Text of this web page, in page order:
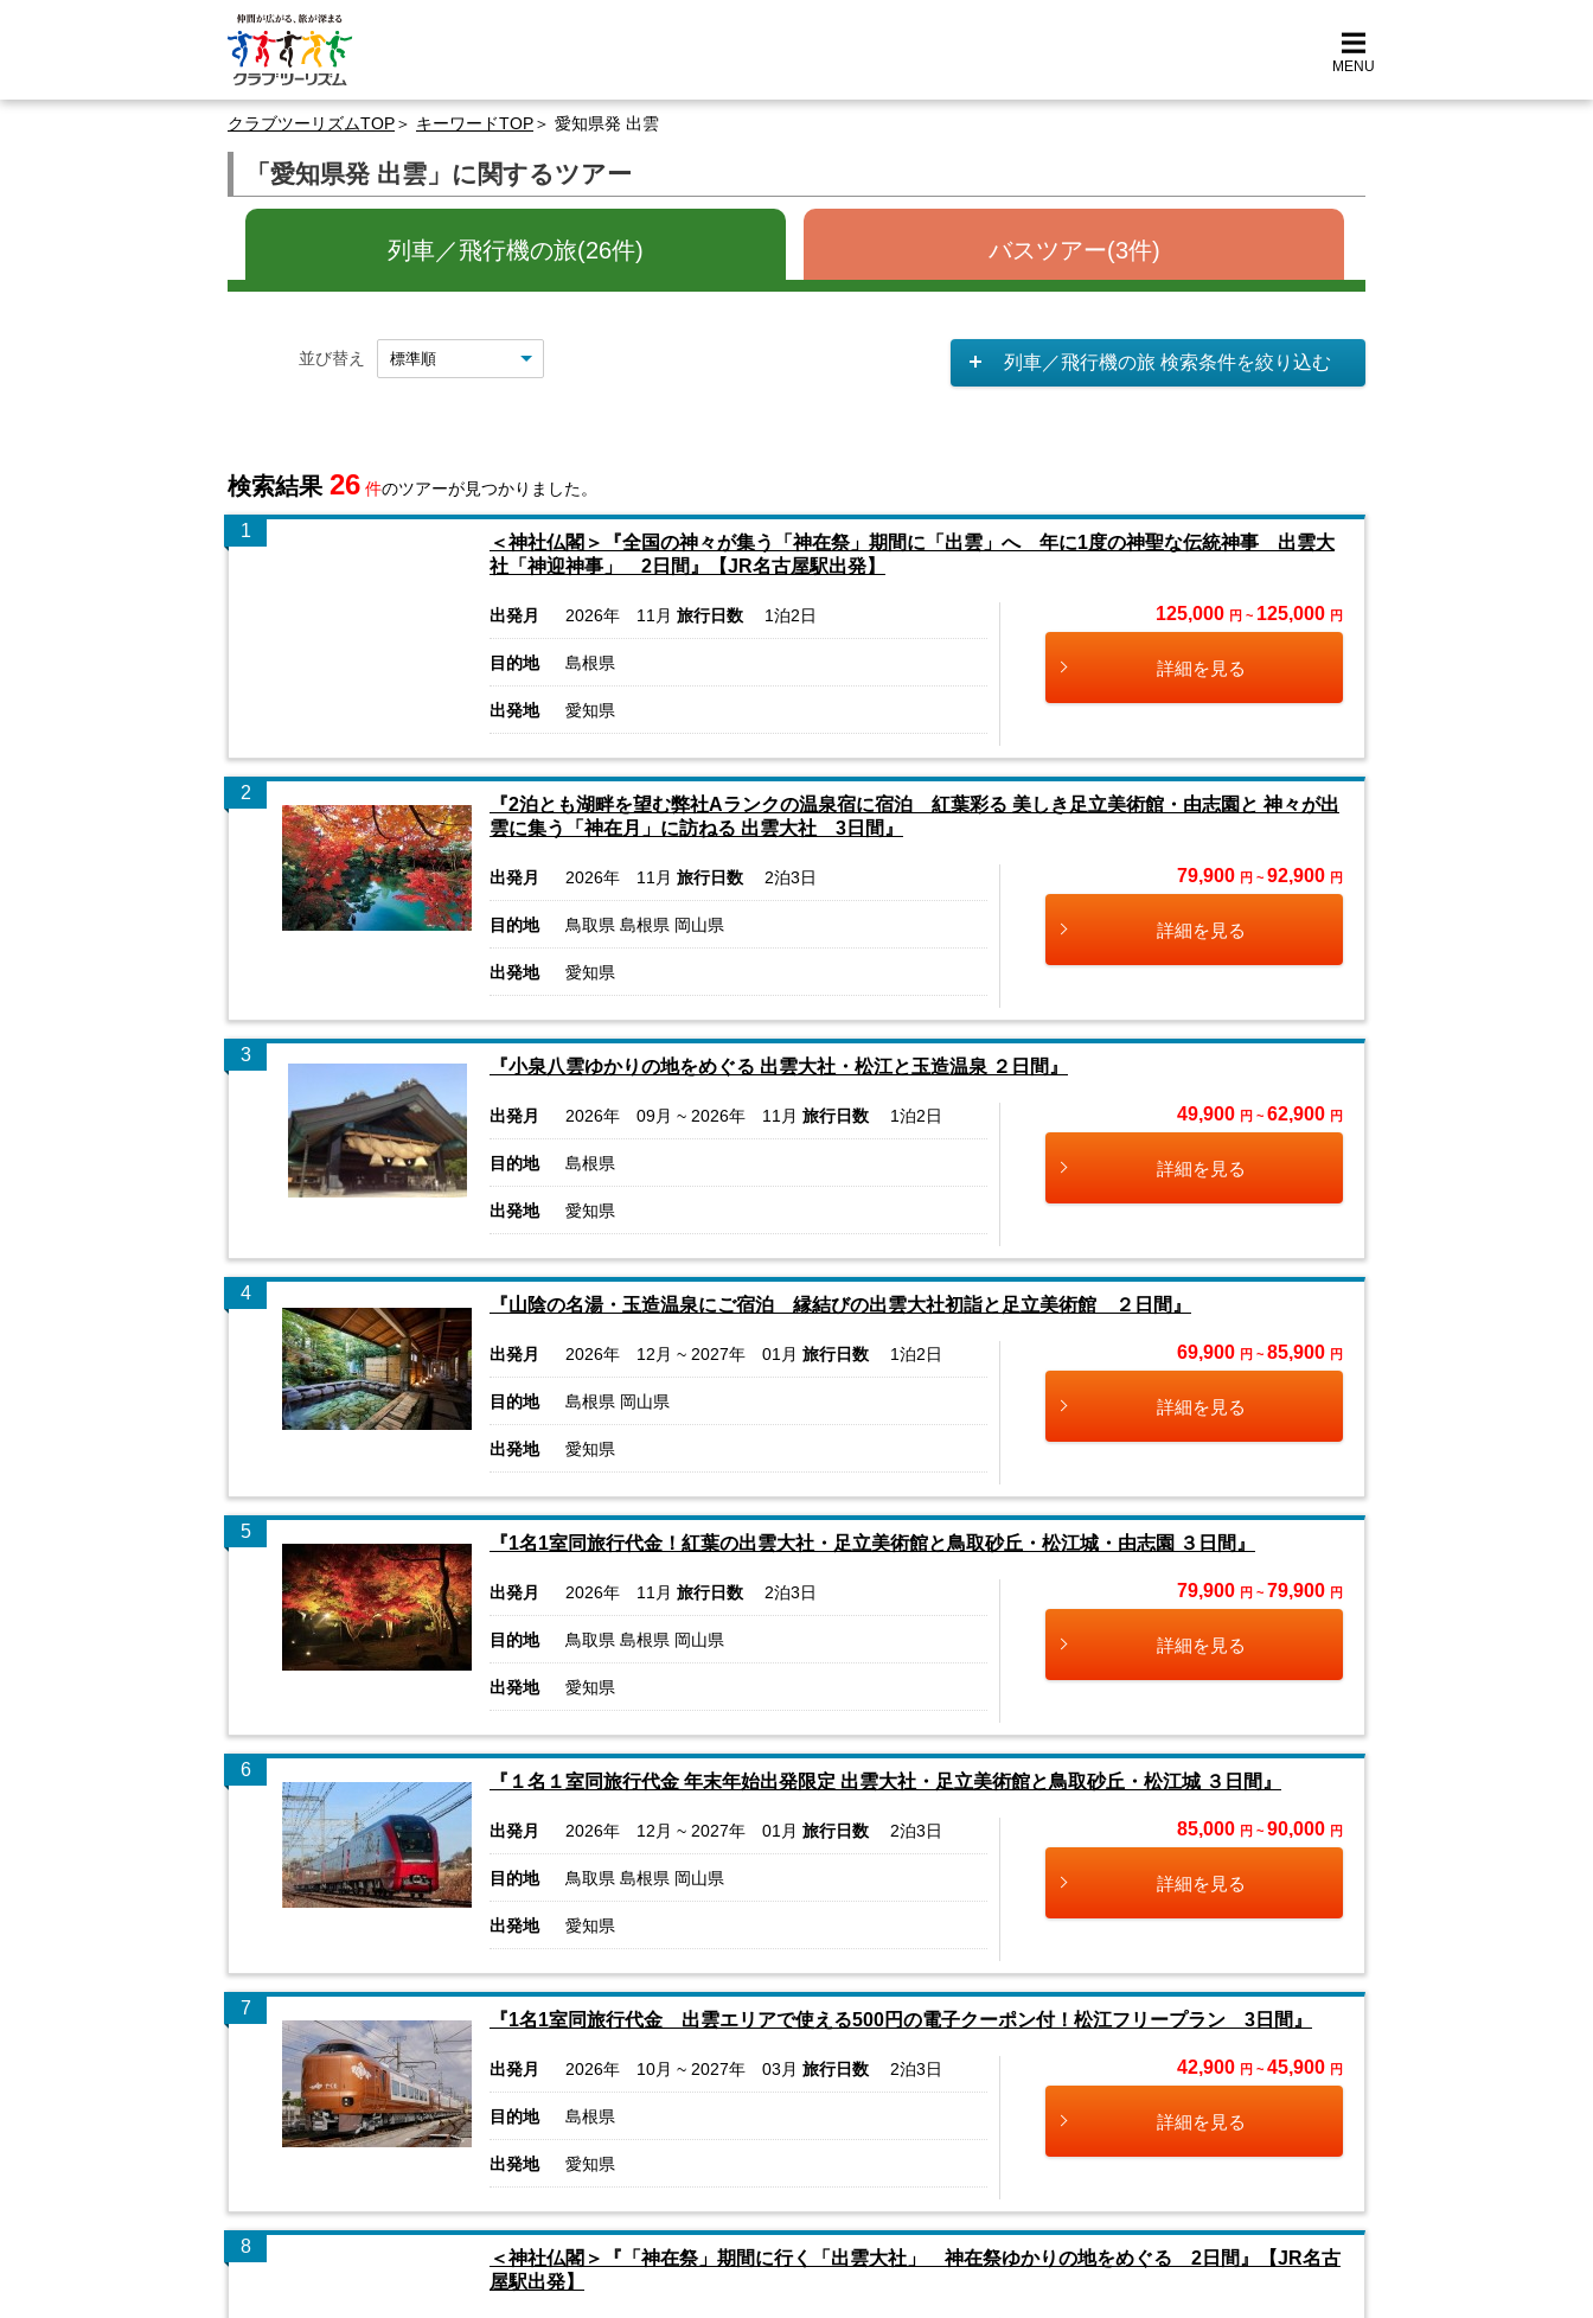
MENU
クラブツーリズムTOP キーワードTOP 愛知県発 出雲
「愛知県発 出雲」に関するツアー
列車／飛行機の旅(26件) バスツアー(3件)
並び替え 列車／飛行機の旅 検索条件を絞り込む
検索結果 26 件のツアーが見つかりました。
1
＜神社仏閣＞『全国の神々が集う「神在祭」期間に「出雲」へ 年に1度の神聖な伝統神事 出雲大
社「神迎神事」 2日間』【JR名古屋駅出発】
出発月 2026年 11月 旅行日数 1泊2日
目的地 島根県
出発地 愛知県
125,000 円 ~ 125,000 円
詳細を見る
2
『2泊とも湖畔を望む弊社Aランクの温泉宿に宿泊 紅葉彩る 美しき足立美術館・由志園と 神々が出
雲に集う「神在月」に訪ねる 出雲大社 3日間』
出発月 2026年 11月 旅行日数 2泊3日
目的地 鳥取県 島根県 岡山県
出発地 愛知県
79,900 円 ~ 92,900 円
詳細を見る
3
『小泉八雲ゆかりの地をめぐる 出雲大社・松江と玉造温泉 ２日間』
出発月 2026年 09月 ~ 2026年 11月 旅行日数 1泊2日
目的地 島根県
出発地 愛知県
49,900 円 ~ 62,900 円
詳細を見る
4
『山陰の名湯・玉造温泉にご宿泊 縁結びの出雲大社初詣と足立美術館 ２日間』
出発月 2026年 12月 ~ 2027年 01月 旅行日数 1泊2日
目的地 島根県 岡山県
出発地 愛知県
69,900 円 ~ 85,900 円
詳細を見る
5
『1名1室同旅行代金！紅葉の出雲大社・足立美術館と鳥取砂丘・松江城・由志園 ３日間』
出発月 2026年 11月 旅行日数 2泊3日
目的地 鳥取県 島根県 岡山県
出発地 愛知県
79,900 円 ~ 79,900 円
詳細を見る
6
『１名１室同旅行代金 年末年始出発限定 出雲大社・足立美術館と鳥取砂丘・松江城 ３日間』
出発月 2026年 12月 ~ 2027年 01月 旅行日数 2泊3日
目的地 鳥取県 島根県 岡山県
出発地 愛知県
85,000 円 ~ 90,000 円
詳細を見る
7
『1名1室同旅行代金 出雲エリアで使える500円の電子クーポン付！松江フリープラン 3日間』
出発月 2026年 10月 ~ 2027年 03月 旅行日数 2泊3日
目的地 島根県
出発地 愛知県
42,900 円 ~ 45,900 円
詳細を見る
8
＜神社仏閣＞『「神在祭」期間に行く「出雲大社」 神在祭ゆかりの地をめぐる 2日間』【JR名古
屋駅出発】